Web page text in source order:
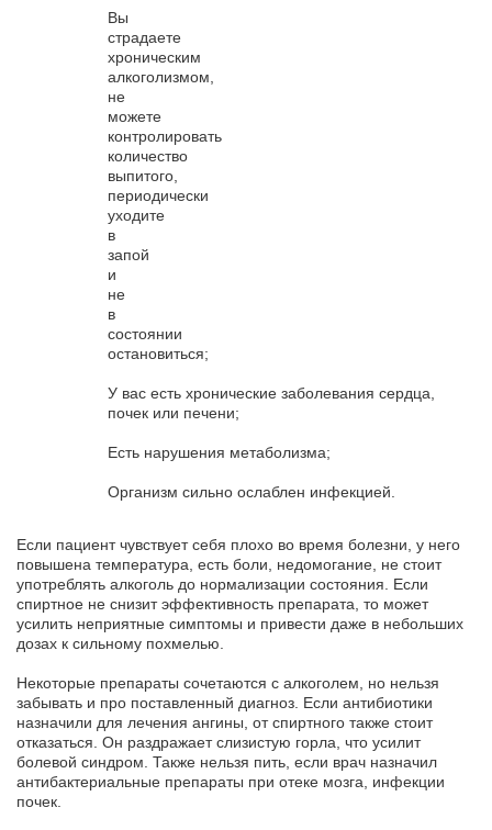
Вы
страдаете
хроническим
алкоголизмом,
не
можете
контролировать
количество
выпитого,
периодически
уходите
в
запой
и
не
в
состоянии
остановиться;
У вас есть хронические заболевания сердца,
почек или печени;
Есть нарушения метаболизма;
Организм сильно ослаблен инфекцией.
Если пациент чувствует себя плохо во время болезни, у него
повышена температура, есть боли, недомогание, не стоит
употреблять алкоголь до нормализации состояния. Если
спиртное не снизит эффективность препарата, то может
усилить неприятные симптомы и привести даже в небольших
дозах к сильному похмелью.
Некоторые препараты сочетаются с алкоголем, но нельзя
забывать и про поставленный диагноз. Если антибиотики
назначили для лечения ангины, от спиртного также стоит
отказаться. Он раздражает слизистую горла, что усилит
болевой синдром. Также нельзя пить, если врач назначил
антибактериальные препараты при отеке мозга, инфекции
почек.